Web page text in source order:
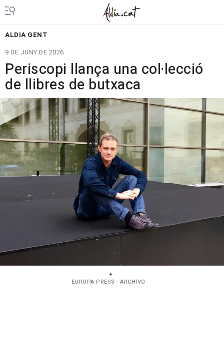
ALDIA GENT
9 DE JUNY DE 2026
Periscopi llança una col·lecció
de llibres de butxaca
EUROPA PRESS - ARCHIVO